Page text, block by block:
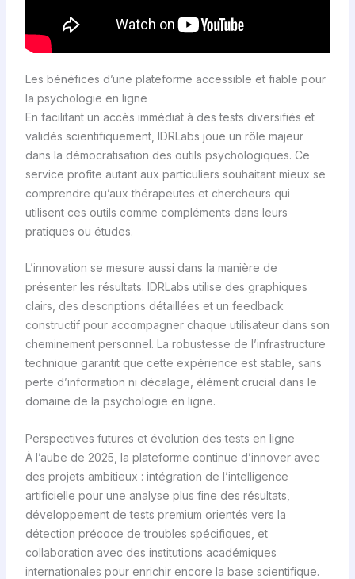
Les bénéfices d’une plateforme accessible et fiable pour
la psychologie en ligne
En facilitant un accès immédiat à des tests diversifiés et
validés scientifiquement, IDRLabs joue un rôle majeur
dans la démocratisation des outils psychologiques. Ce
service profite autant aux particuliers souhaitant mieux se
comprendre qu’aux thérapeutes et chercheurs qui
utilisent ces outils comme compléments dans leurs
pratiques ou études.
L’innovation se mesure aussi dans la manière de
présenter les résultats. IDRLabs utilise des graphiques
clairs, des descriptions détaillées et un feedback
constructif pour accompagner chaque utilisateur dans son
cheminement personnel. La robustesse de l’infrastructure
technique garantit que cette expérience est stable, sans
perte d’information ni décalage, élément crucial dans le
domaine de la psychologie en ligne.
Perspectives futures et évolution des tests en ligne
À l’aube de 2025, la plateforme continue d’innover avec
des projets ambitieux : intégration de l’intelligence
artificielle pour une analyse plus fine des résultats,
développement de tests premium orientés vers la
détection précoce de troubles spécifiques, et
collaboration avec des institutions académiques
internationales pour enrichir encore la base scientifique.